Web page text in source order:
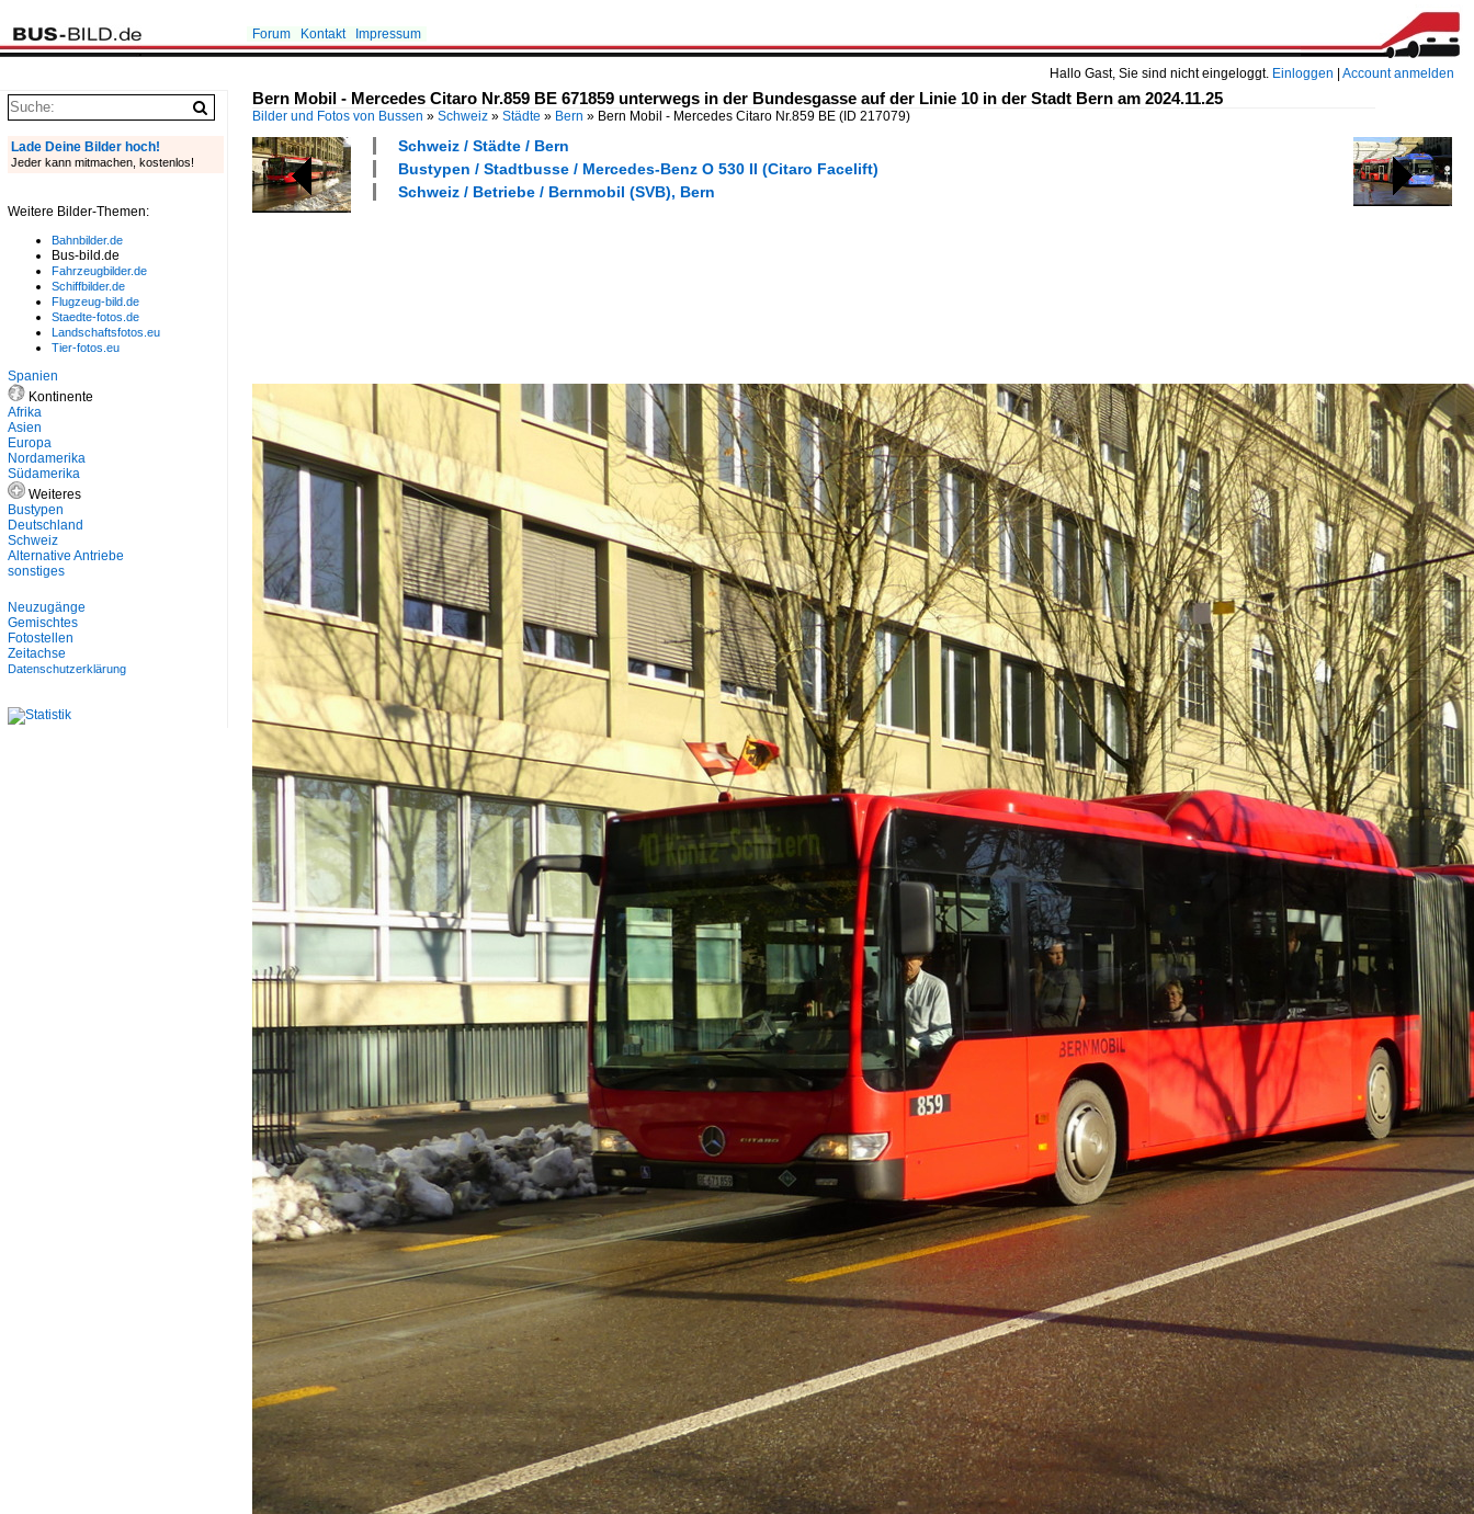
Hallo Gast, Sie sind nicht eingeloggt. Einloggen Account anmelden
Forum Kontakt Impressum
Bern Mobil - Mercedes Citaro Nr.859 BE 671859 unterwegs in der Bundesgasse auf der Linie 10 in der Stadt Bern am 2024.11.25
Bilder und Fotos von Bussen » Schweiz » Städte » Bern » Bern Mobil - Mercedes Citaro Nr.859 BE (ID 217079)
Schweiz / Städte / Bern
Bustypen / Stadtbusse / Mercedes-Benz O 530 II (Citaro Facelift)
Schweiz / Betriebe / Bernmobil (SVB), Bern
Lade Deine Bilder hoch!
Jeder kann mitmachen, kostenlos!
Weitere Bilder-Themen:
Bahnbilder.de
Bus-bild.de
Fahrzeugbilder.de
Schiffbilder.de
Flugzeug-bild.de
Staedte-fotos.de
Landschaftsfotos.eu
Tier-fotos.eu
Spanien
Kontinente
Afrika
Asien
Europa
Nordamerika
Südamerika
Weiteres
Bustypen
Deutschland
Schweiz
Alternative Antriebe
sonstiges
Neuzugänge
Gemischtes
Fotostellen
Zeitachse
Datenschutzerklärung